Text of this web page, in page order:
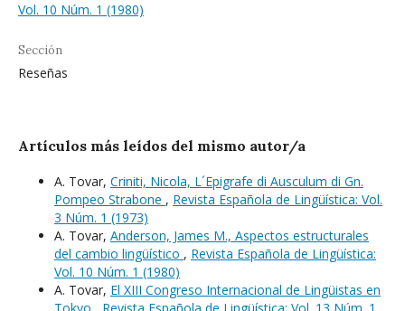
Vol. 10 Núm. 1 (1980)
Sección
Reseñas
Artículos más leídos del mismo autor/a
A. Tovar, Criniti, Nicola, L´Epigrafe di Ausculum di Gn.
Pompeo Strabone , Revista Española de Lingüística: Vol.
3 Núm. 1 (1973)
A. Tovar, Anderson, James M., Aspectos estructurales
del cambio lingüístico , Revista Española de Lingüística:
Vol. 10 Núm. 1 (1980)
A. Tovar, El XIII Congreso Internacional de Lingüistas en